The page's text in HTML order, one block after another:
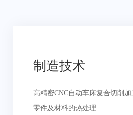
制造技术
高精密CNC自动车床复合切削加
零件及材料的热处理